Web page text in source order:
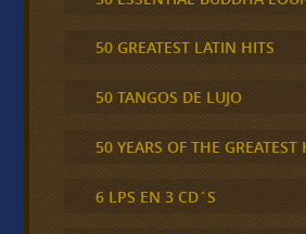
50 GREATEST LATIN HITS
50 TANGOS DE LUJO
50 YEARS OF THE GREATEST
6 LPS EN 3 CD´S